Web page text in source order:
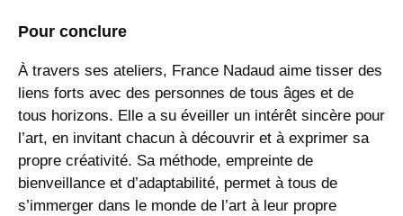
Pour conclure
À travers ses ateliers, France Nadaud aime tisser des
liens forts avec des personnes de tous âges et de
tous horizons. Elle a su éveiller un intérêt sincère pour
l’art, en invitant chacun à découvrir et à exprimer sa
propre créativité. Sa méthode, empreinte de
bienveillance et d’adaptabilité, permet à tous de
s’immerger dans le monde de l’art à leur propre